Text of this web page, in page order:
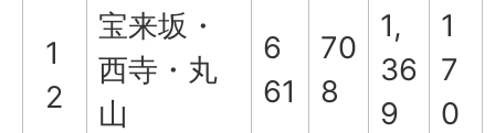
1
2
宝来坂・
西寺・丸
山
6
61
70
8
1,
36
9
1
7
0